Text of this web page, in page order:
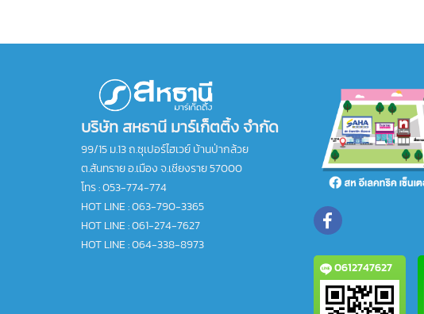
บริษัท สหธานี มาร์เก็ตติ้ง จำกัด
99/15 ม.13 ถ.ซุเปอร์ไฮเวย์ บ้านป่ากล้วย
ต.สันทราย อ.เมือง จ.เชียงราย 57000
โทร :053-774-774
HOT LINE : 063-790-3365
HOT LINE : 061-274-7627
HOT LINE : 064-338-8973
0612747627